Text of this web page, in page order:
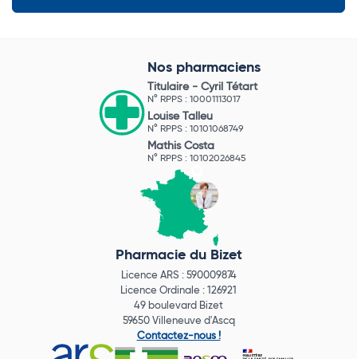
Nos pharmaciens
Titulaire - Cyril Tétart
N° RPPS : 10001113017
Louise Talleu
N° RPPS : 10101068749
Mathis Costa
N° RPPS : 10102026845
Pharmacie du Bizet
Licence ARS : 590009874
Licence Ordinale : 126921
49 boulevard Bizet
59650 Villeneuve d'Ascq
Contactez-nous !